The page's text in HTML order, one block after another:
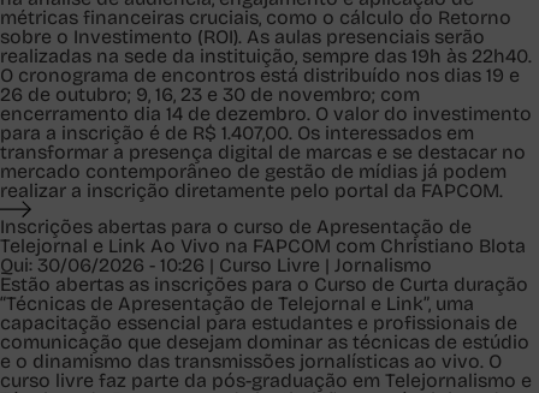
métricas financeiras cruciais, como o cálculo do Retorno
sobre o Investimento (ROI). As aulas presenciais serão
realizadas na sede da instituição, sempre das 19h às 22h40.
O cronograma de encontros está distribuído nos dias 19 e
26 de outubro; 9, 16, 23 e 30 de novembro; com
encerramento dia 14 de dezembro. O valor do investimento
para a inscrição é de R$ 1.407,00. Os interessados em
transformar a presença digital de marcas e se destacar no
mercado contemporâneo de gestão de mídias já podem
realizar a inscrição diretamente pelo portal da FAPCOM.
Inscrições abertas para o curso de Apresentação de
Telejornal e Link Ao Vivo na FAPCOM com Christiano Blota
Qui: 30/06/2026 - 10:26 | Curso Livre | Jornalismo
Estão abertas as inscrições para o Curso de Curta duração
“Técnicas de Apresentação de Telejornal e Link”, uma
capacitação essencial para estudantes e profissionais de
comunicação que desejam dominar as técnicas de estúdio
e o dinamismo das transmissões jornalísticas ao vivo. O
curso livre faz parte da pós-graduação em Telejornalismo e